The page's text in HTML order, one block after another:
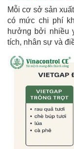
Mỗi cơ sở sản
có mức chi phí
hưởng bởi nhiều
tích, nhân sự và